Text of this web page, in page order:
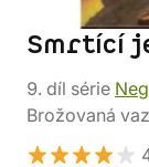
Smrtící
9. díl série
Brožovaná